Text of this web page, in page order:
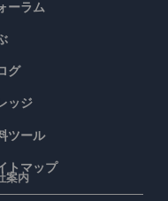
ーラム
グ
ッジ
ツール
トマップ
案内